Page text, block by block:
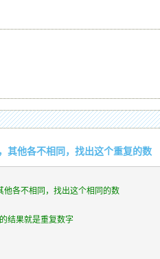
其他各不相同，找出这个重复的数
各不相同，找出这个相同的数
结果就是重复数字